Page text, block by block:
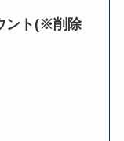
ント(※削除